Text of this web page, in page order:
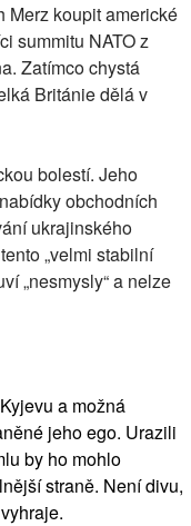
Merz koupit americké
summitu NATO z
Zatímco chystá
Británie dělá v
bolestí. Jeho
obchodních
ukrajinského
„velmi stabilní
„nesmysly“ a nelze
a možná
jeho ego. Urazili
by ho mohlo
straně. Není divu,